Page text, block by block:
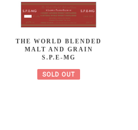
THE WORLD BLENDED
MALT AND GRAIN
S.P.E-MG
SOLD OUT